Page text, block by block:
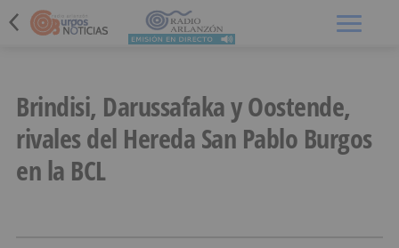
Brindisi, Darussafaka y Oostende,
rivales del Hereda San Pablo Burgos
en la BCL